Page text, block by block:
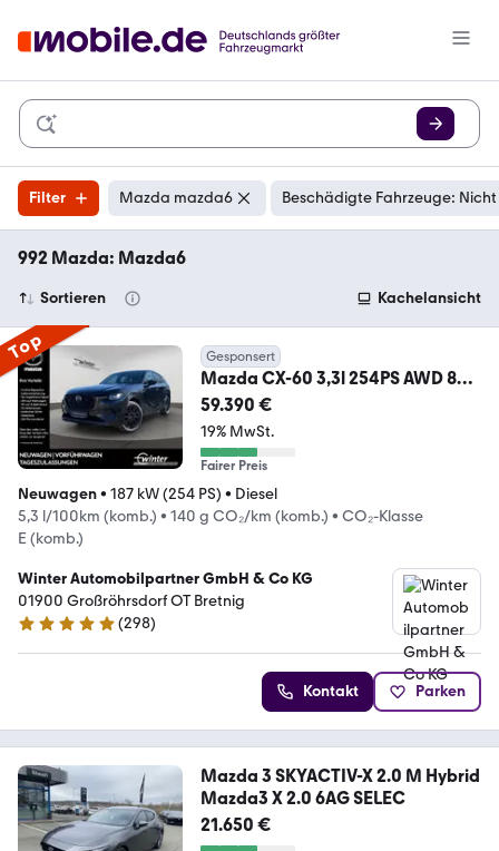
Filter Mazda mazda6 Beschädigte Fahrzeuge:
992 Mazda: Mazda6
Sortieren Kachelansicht
Top Gesponsert
Mazda CX-60 3,3l 254PS AWD 8AT
Homura Plus 360°/
59.390 €
19% MwSt.
Fairer Preis
Neuwagen• 187 kW (254 PS) • Diesel
5,3 l/100km (komb.) • 140 g CO₂/km (komb.) • CO₂-Klasse
E (komb.)
Winter Automobilpartner GmbH & Co KG
01900 Großröhrsdorf OT Bretnig
4.9 Sterne
(298)
Kontakt Parken
Mazda 3 SKYACTIV-X 2.0 M Hybrid
Mazda3 X 2.0 6AG SELEC
21.650 €